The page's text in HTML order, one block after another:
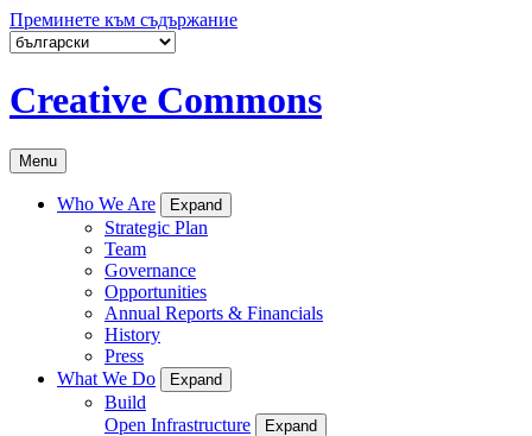
Преминете към съдържание
Creative Commons
Menu
Who We Are Expand
Strategic Plan
Team
Governance
Opportunities
Annual Reports & Financials
History
Press
What We Do
Expand
Build
Open Infrastructure
Expand